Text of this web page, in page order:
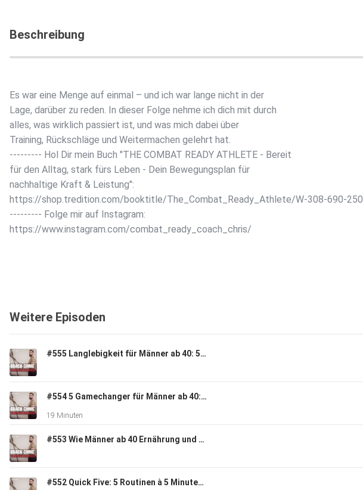
Beschreibung
Es war eine Menge auf einmal – und ich war lange nicht in der
Lage, darüber zu reden. In dieser Folge nehme ich dich mit durch
alles, was wirklich passiert ist, und was mich dabei über
Training, Rückschläge und Weitermachen gelehrt hat.
--------- Hol Dir mein Buch "THE COMBAT READY ATHLETE - Bereit
für den Alltag, stark fürs Leben - Dein Bewegungsplan für
nachhaltige Kraft & Leistung":
https://shop.tredition.com/booktitle/The_Combat_Ready_Athlete/W-308-690-250
--------- Folge mir auf Instagram:
https://www.instagram.com/combat_ready_coach_chris/
Weitere Episoden
#555 Langlebigkeit für Männer ab 40: 5 Dinge, die kaum jemand macht, aber entscheidend sind
#554 5 Gamechanger für Männer ab 40: Was die wenigsten machen, aber alle sollten
19 Minuten
#553 Wie Männer ab 40 Ernährung und Supplements wirklich angehen sollten
#552 Quick Five: 5 Routinen à 5 Minuten, die mehr bringen als du denkst